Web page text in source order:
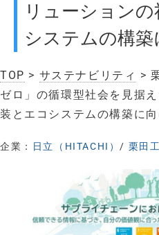
リューション
システムの構築
TOP > サステナビリティ >
ゼロ」の循環型社会を見据
装とエコシステムの構築に
企業： 日立（HITACHI）/ 栗田